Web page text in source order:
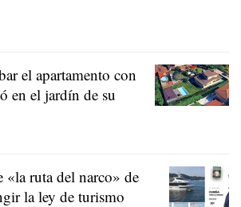
el apartamento con
en el jardín de su
ruta del narco» de
la ley de turismo